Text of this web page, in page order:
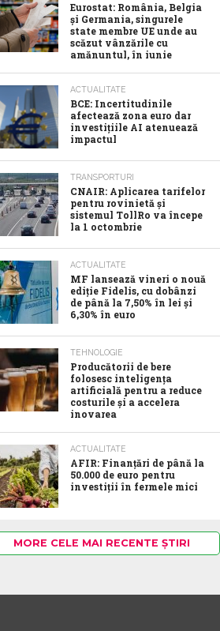
Eurostat: România, Belgia
și Germania, singurele
state membre UE unde au
scăzut vânzările cu
amănuntul, în iunie
ACTUALITATE
BCE: Incertitudinile
afectează zona euro dar
investițiile AI atenuează
impactul
TRANSPORTURI
CNAIR: Aplicarea tarifelor
pentru rovinietă și
sistemul TollRo va începe
la 1 octombrie
ACTUALITATE
MF lansează vineri o nouă
ediție Fidelis, cu dobânzi
de până la 7,50% în lei și
6,30% în euro
TEHNOLOGIE
Producătorii de bere
folosesc inteligența
artificială pentru a reduce
costurile și a accelera
inovarea
ACTUALITATE
AFIR: Finanțări de până la
50.000 de euro pentru
investiții în fermele mici
MORE CELE MAI RECENTE ȘTIRI